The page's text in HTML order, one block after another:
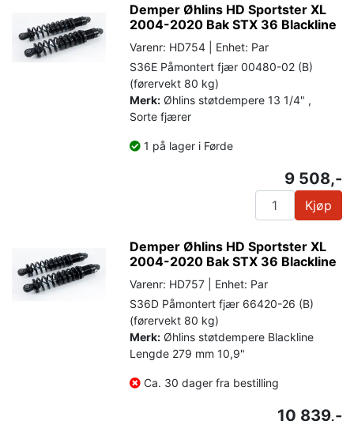
Demper Øhlins HD Sportster XL
2004-2020 Bak STX 36 Blackline
Varenr: HD754 | Enhet: Par
S36E Påmontert fjær 00480-02 (B)
(førervekt 80 kg)
Merk: Øhlins støtdempere 13 1/4" ,
Sorte fjærer
1 på lager i Førde
9 508,-
Kjøp
Demper Øhlins HD Sportster XL
2004-2020 Bak STX 36 Blackline
Varenr: HD757 | Enhet: Par
S36D Påmontert fjær 66420-26 (B)
(førervekt 80 kg)
Merk: Øhlins støtdempere Blackline
Lengde 279 mm 10,9"
Ca. 30 dager fra bestilling
10 839,-